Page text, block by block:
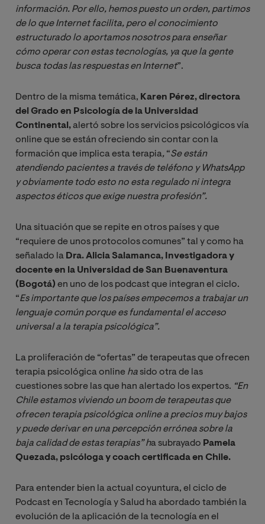
información. Por ello, hemos puesto un orden, partimos
de lo que Internet facilita, pero el conocimiento
estructurado lo aportamos nosotros para enseñar
cómo operar con estas tecnologías, ya que la gente
busca todas las respuestas en Internet”.
Dentro de la misma temática, Karen Pérez, directora
del Grado en Psicología de la Universidad
Continental,alertó sobre los servicios psicológicos vía
online que se están ofreciendo sin contar con la
formación que implica esta terapia, “Se están
atendiendo pacientes a través de teléfono y WhatsApp
y obviamente todo esto no esta regulado ni integra
aspectos éticos que exige nuestra profesión”.
Una situación que se repite en otros países y que
“requiere de unos protocolos comunes” tal y como ha
señalado la Dra. Alicia Salamanca, Investigadora y
docente en la Universidad de San Buenaventura
(Bogotá) en uno de los podcast que integran el ciclo.
“Es importante que los países empecemos a trabajar un
lenguaje común porque es fundamental el acceso
universal a la terapia psicológica”.
La proliferación de “ofertas” de terapeutas que ofrecen
terapia psicológica online hasido otra de las
cuestiones sobre las que han alertado los expertos. “En
Chile estamos viviendo un boom de terapeutas que
ofrecen terapia psicológica online a precios muy bajos
y puede derivar en una percepción errónea sobre la
baja calidad de estas terapias” ha subrayado Pamela
Quezada, psicóloga y coach certificada en Chile.
Para entender bien la actual coyuntura, el ciclo de
Podcast en Tecnología y Salud ha abordado también la
evolución de la aplicación de la tecnología en el